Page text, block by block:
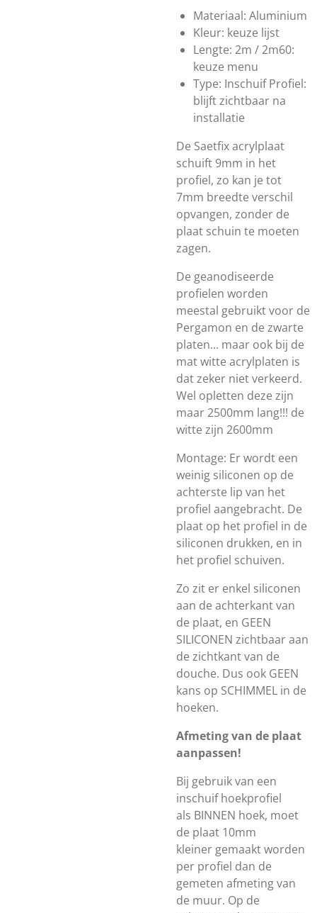
Materiaal: Aluminium
Kleur: keuze lijst
Lengte: 2m / 2m60:
keuze menu
Type: Inschuif Profiel:
blijft zichtbaar na
installatie
De Saetfix acrylplaat
schuift 9mm in het
profiel, zo kan je tot
7mm breedte verschil
opvangen, zonder de
plaat schuin te moeten
zagen.
De geanodiseerde
profielen worden
meestal gebruikt voor de
Pergamon en de zwarte
platen... maar ook bij de
mat witte acrylplaten is
dat zeker niet verkeerd.
Wel opletten deze zijn
maar 2500mm lang!!! de
witte zijn 2600mm
Montage: Er wordt een
weinig siliconen op de
achterste lip van het
profiel aangebracht. De
plaat op het profiel in de
siliconen drukken, en in
het profiel schuiven.
Zo zit er enkel siliconen
aan de achterkant van
de plaat, en GEEN
SILICONEN zichtbaar aan
de zichtkant van de
douche. Dus ook GEEN
kans op SCHIMMEL in de
hoeken.
Afmeting van de plaat
aanpassen!
Bij gebruik van een
inschuif hoekprofiel
als BINNEN hoek, moet
de plaat 10mm
kleiner gemaakt worden
per profiel dan de
gemeten afmeting van
de muur. Op de